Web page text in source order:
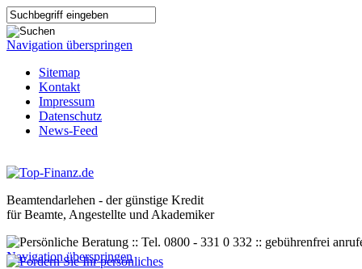
Navigation überspringen
Sitemap
Kontakt
Impressum
Datenschutz
News-Feed
Beamtendarlehen - der günstige Kredit
für Beamte, Angestellte und Akademiker
Navigation überspringen